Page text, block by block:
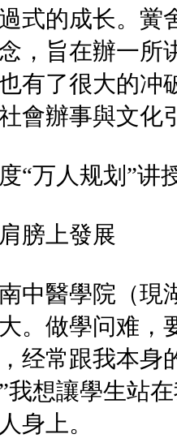
式的成长。黉
，旨在辦一所
有了很大的
會辦事與文化
万人规划”讲
膀上發展
醫學院（現
。做學问难，
经常跟我本身
我想讓學生站
身上。